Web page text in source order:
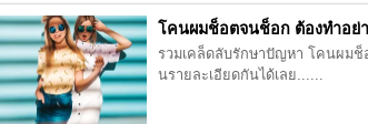
โคนผมช็อตจนช็อก ต้องทำอย่
รวมเคล็ดลับรักษาปัญหา โคนผม
นรายละเอียดกันได้เลย......